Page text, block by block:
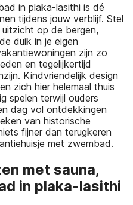
in plaka-lasithi is dé
tijdens jouw verblijf. Stel
op de bergen,
duik in je eigen
zijn zo
en tegelijkertijd
Kindvriendelijk design
zich hier helemaal thuis
spelen terwijl ouders
dag vol ontdekkingen
van historische
fijner dan terugkeren
met zwembad.
met sauna,
in plaka-lasithi